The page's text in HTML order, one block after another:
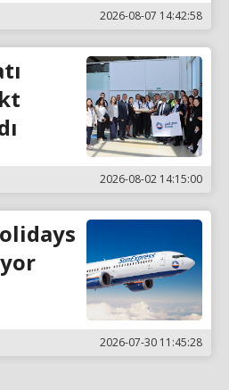
2026-08-07 14:42:58
2026-08-02 14:15:00
2026-07-30 11:45:28